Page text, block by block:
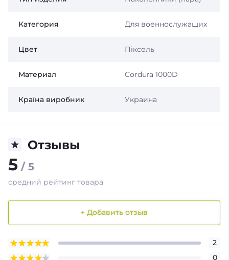
Категория Для военнослужащих
Цвет Піксель
Материал Cordura 1000D
Країна виробник Украина
Отзывы
5 / 5
средний рейтинг товара
+ Добавить отзыв
2
0